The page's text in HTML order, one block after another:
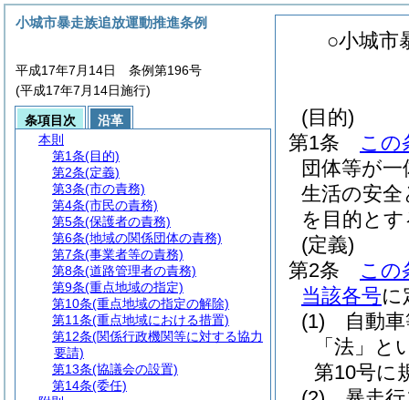
○小城市
(目的)
第1条
この
団体等が
生活の安
を目的と
(定義)
第2条
この
当該各号に
(1)
自動
「法」と
第10号に
小城市暴走族追放運動推進条例
平成17年7月14日 条例第196号
(平成17年7月14日施行)
条項目次
沿革
本則
第1条(目的)
第2条(定義)
第3条(市の責務)
第4条(市民の責務)
第5条(保護者の責務)
第6条(地域の関係団体の責務)
第7条(事業者等の責務)
第8条(道路管理者の責務)
第9条(重点地域の指定)
第10条(重点地域の指定の解除)
第11条(重点地域における措置)
第12条(関係行政機関等に対する協力
要請)
第13条(協議会の設置)
第14条(委任)